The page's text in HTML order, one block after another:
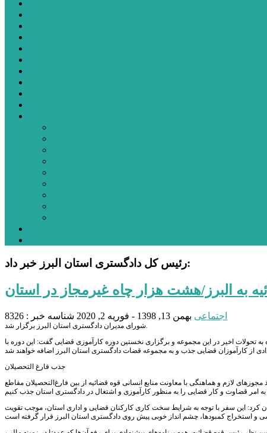
رئیس کل دادگستری استان البرز خبر داد:
اجتماعی بهمن 13, 1398 - فوریه 2, 2020 شناسه خبر : 8326
شورای مدیران دادگستری استان البرز برگزار شد.
تحولات اخیر در این مجموعه و برگزاری نخستین دوره کارآموزی قضایی گفت: این دوره با
جذب فارغ التحصیلان
لازم و هماهنگی با معاونت منابع انسانی قوه قضائیه از بین فارغ‌التحصیلان مقاطع
کرد: این سفر با توجه به شرایط سخت کاری کارکنان قضایی و اداری استان، موجب تقویت